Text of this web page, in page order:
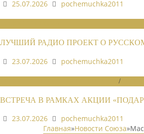
25.07.2026
pochemuchka2011
ЛУЧШИЙ РАДИО ПРОЕКТ О
23.07.2026
pochemuchka2011
/
ВСТРЕЧА В РАМКАХ АКЦИИ
23.07.2026
pochemuchka2011
Главная»Новости Союза»